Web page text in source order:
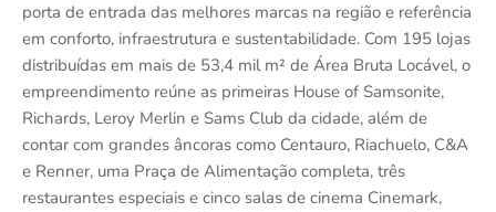
porta de entrada das melhores marcas na região e referência
em conforto, infraestrutura e sustentabilidade. Com 195 lojas
distribuídas em mais de 53,4 mil m² de Área Bruta Locável, o
empreendimento reúne as primeiras House of Samsonite,
Richards, Leroy Merlin e Sams Club da cidade, além de
contar com grandes âncoras como Centauro, Riachuelo, C&A
e Renner, uma Praça de Alimentação completa, três
restaurantes especiais e cinco salas de cinema Cinemark,